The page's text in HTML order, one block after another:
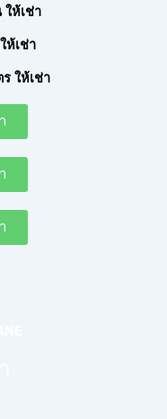
ห้เช่า
ห้เช่า
ให้เช่า